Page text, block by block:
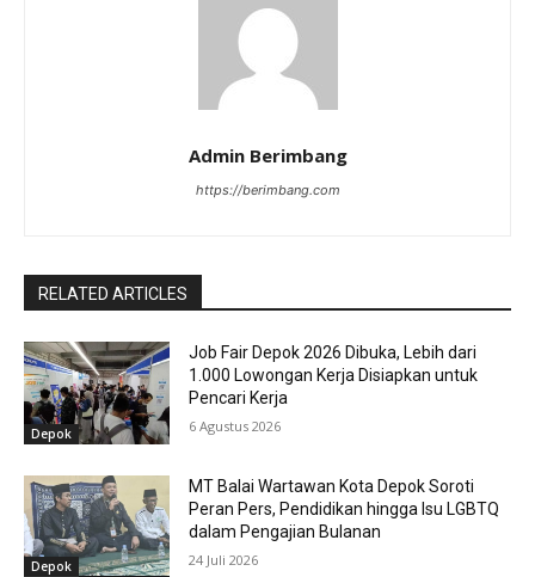
Admin Berimbang
https://berimbang.com
RELATED ARTICLES
Depok
Job Fair Depok 2026 Dibuka, Lebih dari
1.000 Lowongan Kerja Disiapkan untuk
Pencari Kerja
6 Agustus 2026
Depok
MT Balai Wartawan Kota Depok Soroti
Peran Pers, Pendidikan hingga Isu LGBTQ
dalam Pengajian Bulanan
24 Juli 2026